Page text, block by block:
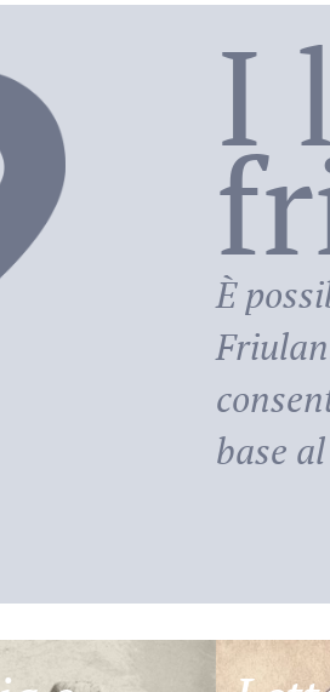
I
È
base